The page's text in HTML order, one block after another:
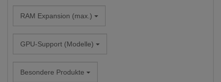
RAM Expansion (max.)
GPU-Support (Modelle)
Besondere Produkte